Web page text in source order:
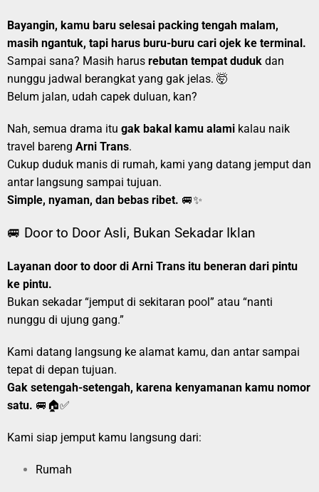
Bayangin, kamu baru selesai packing tengah malam,
masih ngantuk, tapi harus buru-buru cari ojek ke terminal.
Sampai sana? Masih harus rebutan tempat duduk dan
nunggu jadwal berangkat yang gak jelas. 🤯
Belum jalan, udah capek duluan, kan?
Nah, semua drama itu gak bakal kamu alami kalau naik
travel bareng Arni Trans.
Cukup duduk manis di rumah, kami yang datang jemput dan
antar langsung sampai tujuan.
Simple, nyaman, dan bebas ribet. 🚐✨
🚐 Door to Door Asli, Bukan Sekadar Iklan
Layanan door to door di Arni Trans itu beneran dari pintu
ke pintu.
Bukan sekadar “jemput di sekitaran pool” atau “nanti
nunggu di ujung gang.”
Kami datang langsung ke alamat kamu, dan antar sampai
tepat di depan tujuan.
Gak setengah-setengah, karena kenyamanan kamu nomor
satu. 🚐🏠✅
Kami siap jemput kamu langsung dari:
Rumah